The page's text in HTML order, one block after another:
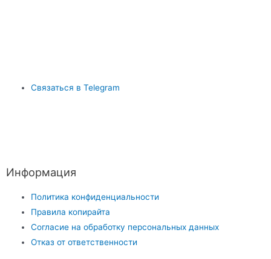
Связаться в Telegram
Информация
Политика конфиденциальности
Правила копирайта
Согласие на обработку персональных данных
Отказ от ответственности